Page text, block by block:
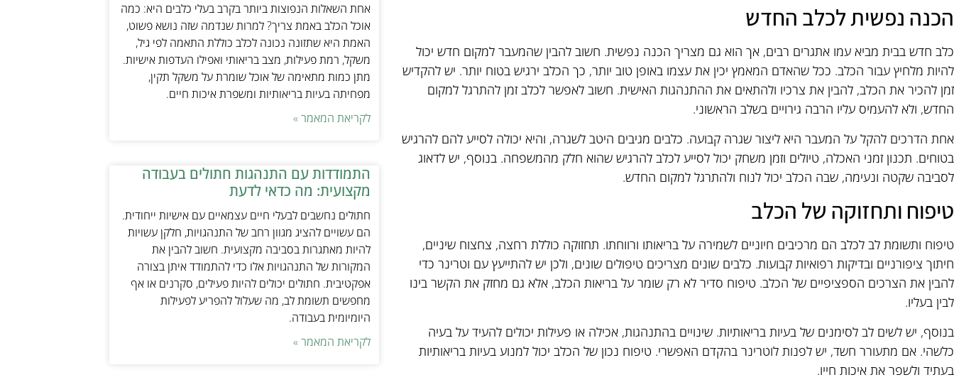
הכנה נפשית לכלב החדש
כלב חדש בבית מביא עמו אתגרים רבים, אך הוא גם מצריך הכנה נפשית. חשוב להבין שהמעבר למקום חדש יכול
להיות מלחיץ עבור הכלב. ככל שהאדם המאמץ יכין את עצמו באופן טוב יותר, כך הכלב ירגיש בטוח יותר. יש להקדיש
זמן להכיר את הכלב, להבין את צרכיו ולהתאים את ההתנהגות האישית. חשוב לאפשר לכלב זמן להתרגל למקום
החדש, ולא להעמיס עליו הרבה גירויים בשלב הראשוני.
אחת הדרכים להקל על המעבר היא ליצור שגרה קבועה. כלבים מגיבים היטב לשגרה, והיא יכולה לסייע להם להרגיש
בטוחים. תכנון זמני האכלה, טיולים וזמן משחק יכול לסייע לכלב להרגיש שהוא חלק מהמשפחה. בנוסף, יש לדאוג
לסביבה שקטה ונעימה, שבה הכלב יכול לנוח ולהתרגל למקום החדש.
טיפוח ותחזוקה של הכלב
טיפוח ותשומת לב לכלב הם מרכיבים חיוניים לשמירה על בריאותו ורווחתו. תחזוקה כוללת רחצה, צחצוח שיניים,
חיתוך ציפורניים ובדיקות רפואיות קבועות. כלבים שונים מצריכים טיפולים שונים, ולכן יש להתייעץ עם וטרינר כדי
להבין את הצרכים הספציפיים של הכלב. טיפוח סדיר לא רק שומר על בריאות הכלב, אלא גם מחזק את הקשר בינו
לבין בעליו.
בנוסף, יש לשים לב לסימנים של בעיות בריאותיות. שינויים בהתנהגות, אכילה או פעילות יכולים להעיד על בעיה
כלשהי. אם מתעורר חשד, יש לפנות לוטרינר בהקדם האפשרי. טיפוח נכון של הכלב יכול למנוע בעיות בריאותיות
בעתיד ולשפר את איכות חייו.
אחת השאלות הנפוצות ביותר בקרב בעלי כלבים היא: כמה
אוכל הכלב באמת צריך? למרות שנדמה שזה נושא פשוט,
האמת היא שתזונה נכונה לכלב כוללת התאמה לפי גיל,
משקל, רמת פעילות, מצב בריאותי ואפילו העדפות אישיות.
מתן כמות מתאימה של אוכל שומרת על משקל תקין,
מפחיתה בעיות בריאותיות ומשפרת איכות חיים.
לקריאת המאמר »
התמודדות עם התנהגות חתולים בעבודה
מקצועית: מה כדאי לדעת
חתולים נחשבים לבעלי חיים עצמאיים עם אישיות ייחודית.
הם עשויים להציג מגוון רחב של התנהגויות, חלקן עשויות
להיות מאתגרות בסביבה מקצועית. חשוב להבין את
המקורות של התנהגויות אלו כדי להתמודד איתן בצורה
אפקטיבית. חתולים יכולים להיות פעילים, סקרנים או אף
מחפשים תשומת לב, מה שעלול להפריע לפעילות
היומיומית בעבודה.
לקריאת המאמר »